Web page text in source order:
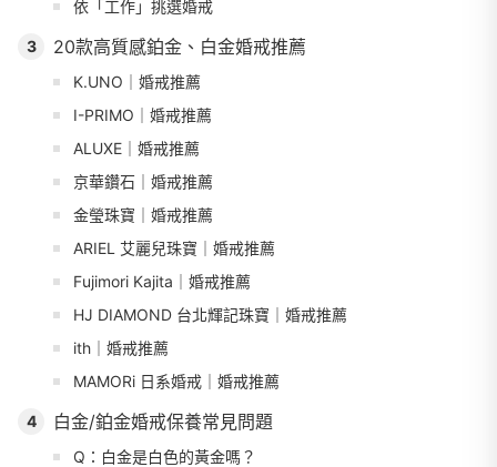
依「工作」挑選婚戒
3 20款高質感鉑金、白金婚戒推薦
K.UNO｜婚戒推薦
I-PRIMO｜婚戒推薦
ALUXE｜婚戒推薦
京華鑽石｜婚戒推薦
金瑩珠寶｜婚戒推薦
ARIEL 艾麗兒珠寶｜婚戒推薦
Fujimori Kajita｜婚戒推薦
HJ DIAMOND 台北輝記珠寶｜婚戒推薦
ith｜婚戒推薦
MAMORi 日系婚戒｜婚戒推薦
4 白金/鉑金婚戒保養常見問題
Q：白金是白色的黃金嗎？